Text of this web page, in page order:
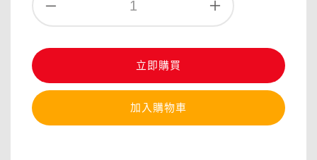
立即購買
加入購物車